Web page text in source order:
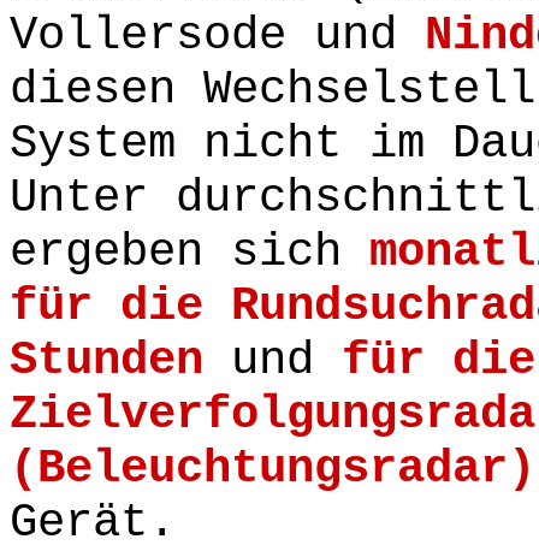
Vollersode und
diesen
System nicht im
Unter
ergeben sich
für die
Stunden und für die
Gerät.